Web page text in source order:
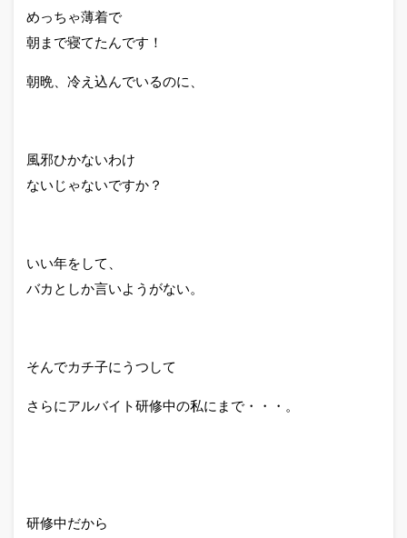
めっちゃ薄着で
朝まで寝てたんです！
朝晩、冷え込んでいるのに、
風邪ひかないわけ
ないじゃないですか？
いい年をして、
バカとしか言いようがない。
そんでカチ子にうつして
さらにアルバイト研修中の私にまで・・・。
研修中だから